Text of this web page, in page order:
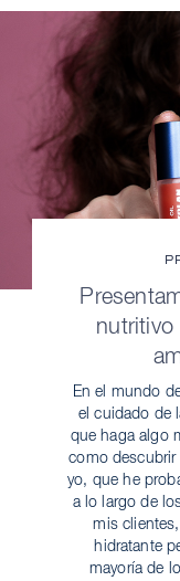
nutritivo
En el mundo
el cuidado de
que haga algo
como
yo, que he
a lo largo de
mis
hidratante
mayoría de